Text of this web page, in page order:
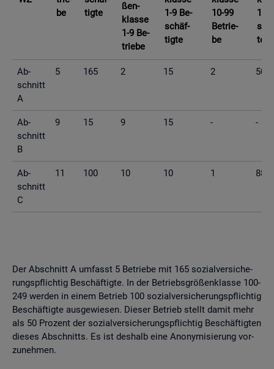
be
tig­te
ßen­
klas­se
1-9 Be­
trie­be
1-9 Be­
schäf­
tig­te
10-99
Be­trie­
be
10-
te
Ab­
schnitt
A
5 165 2 15 2 50
Ab­
schnitt
B
9 15 9 15 - -
Ab­
schnitt
C
11 100 10 10 1 88
Der Ab­schnitt A um­fasst 5 Be­trie­be mit 165 so­zi­al­ver­si­che­
rungs­pflich­tig Be­schäf­tig­te. In der Be­triebs­grö­ßen­klas­se 100-
249 wer­den in einem Be­trieb 100 so­zi­al­ver­si­che­rungs­pflich­tig
Be­schäf­tig­te aus­ge­wie­sen. Die­ser Be­trieb stellt damit mehr
als 50 Pro­zent der so­zi­al­ver­si­che­rungs­pflich­tig Be­schäf­tig­ten
die­ses Ab­schnitts. Es ist des­halb eine An­ony­mi­sie­rung vor­
zu­neh­men.